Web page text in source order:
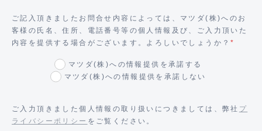
ご記入頂きましたお問合せ内容によっては、マツダ(株)へのお
客様の氏名、住所、電話番号等の個人情報及び、ご入力頂いた
内容を提供する場合がございます。よろしいでしょうか？*
マツダ(株)への情報提供を承諾する
マツダ(株)への情報提供を承諾しない
ご入力頂きました個人情報の取り扱いにつきましては、弊社 プ
ライバシーポリシー をご覧ください。